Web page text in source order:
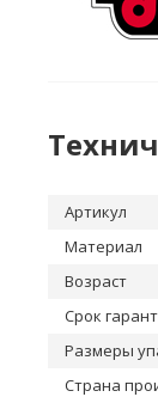
Артикул
Материал
Возраст
Срок
Размеры
Страна